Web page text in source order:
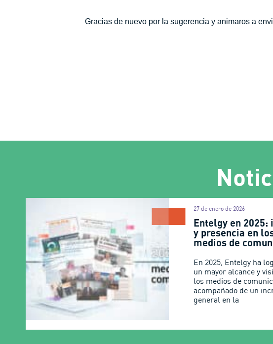
Gracias de nuevo por la sugerencia y animaros a
Entelgy en 2025:
y presencia en
medios de
27 de enero de 2026
En 2025, Entelgy ha
un mayor alcance y
los medios de
acompañado de un
general en la